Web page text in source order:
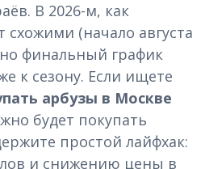
В 2026-м, как
схожими (начало августа
финальный график
к сезону. Если ищете
арбузы в Москве
будет покупать
простой лайфхак:
и снижению цены в